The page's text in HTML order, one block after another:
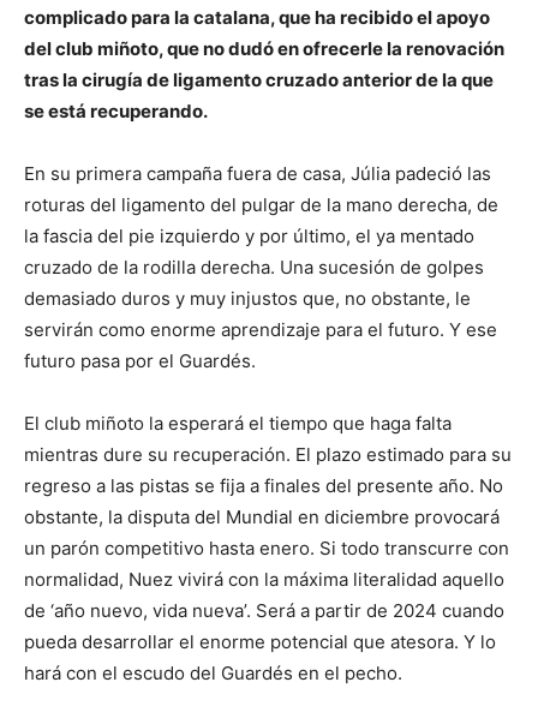
complicado para la catalana, que ha recibido el apoyo
del club miñoto, que no dudó en ofrecerle la renovación
tras la cirugía de ligamento cruzado anterior de la que
se está recuperando.
En su primera campaña fuera de casa, Júlia padeció las
roturas del ligamento del pulgar de la mano derecha, de
la fascia del pie izquierdo y por último, el ya mentado
cruzado de la rodilla derecha. Una sucesión de golpes
demasiado duros y muy injustos que, no obstante, le
servirán como enorme aprendizaje para el futuro. Y ese
futuro pasa por el Guardés.
El club miñoto la esperará el tiempo que haga falta
mientras dure su recuperación. El plazo estimado para su
regreso a las pistas se fija a finales del presente año. No
obstante, la disputa del Mundial en diciembre provocará
un parón competitivo hasta enero. Si todo transcurre con
normalidad, Nuez vivirá con la máxima literalidad aquello
de ‘año nuevo, vida nueva’. Será a partir de 2024 cuando
pueda desarrollar el enorme potencial que atesora. Y lo
hará con el escudo del Guardés en el pecho.